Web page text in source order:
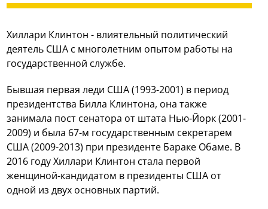
Хиллари Клинтон - влиятельный политический
деятель США с многолетним опытом работы на
государственной службе.
Бывшая первая леди США (1993-2001) в период
президентства Билла Клинтона, она также
занимала пост сенатора от штата Нью-Йорк (2001-
2009) и была 67-м государственным секретарем
США (2009-2013) при президенте Бараке Обаме. В
2016 году Хиллари Клинтон стала первой
женщиной-кандидатом в президенты США от
одной из двух основных партий.